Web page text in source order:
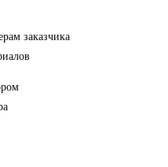
заказчика